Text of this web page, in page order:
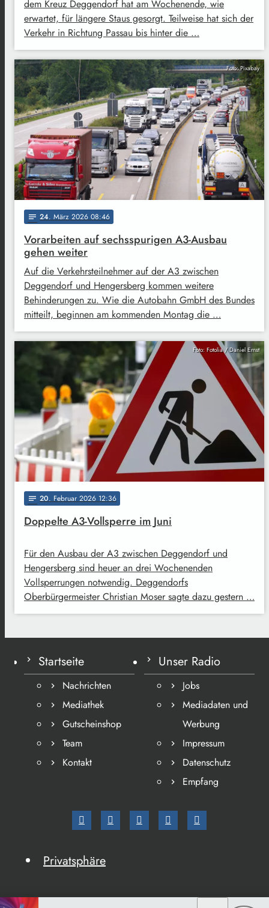
dem Kreuz Deggendorf hat am Wochenende, wie
erwartet, für längere Staus gesorgt. Teilweise hat sich der
Verkehr in Richtung Passau bis hinter die …
Foto: Pixabay
notes 24. März 2026 08:46
Vorarbeiten auf sechsspurigen A3-Ausbau
gehen weiter
Auf die Verkehrsteilnehmer auf der A3 zwischen
Deggendorf und Hengersberg kommen weitere
Behinderungen zu. Wie die Autobahn GmbH des Bundes
mitteilt, beginnen am kommenden Montag die …
Foto: Fotolia / Daniel Ernst
notes 20. Februar 2026 12:36
Doppelte A3-Vollsperre im Juni
Für den Ausbau der A3 zwischen Deggendorf und
Hengersberg sind heuer an drei Wochenenden
Vollsperrungen notwendig. Deggendorfs
Oberbürgermeister Christian Moser sagte dazu gestern …
Startseite
Nachrichten
Mediathek
Gutscheinshop
Team
Kontakt
Unser Radio
Jobs
Mediadaten und
Werbung
Impressum
Datenschutz
Empfang
Privatsphäre